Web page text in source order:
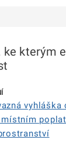
ke kterým